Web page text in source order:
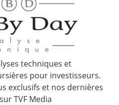
techniques et
pour investisseurs.
exclusifs et nos dernières
TVF Media